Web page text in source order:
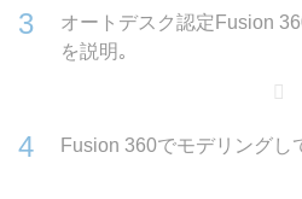
オートデスク認定Fusion
を説明｡
Fusion 360でモデリングし